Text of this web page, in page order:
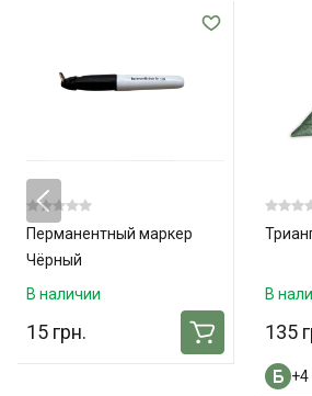
Перманентный маркер
Чёрный
В наличии
15 грн.
В
135